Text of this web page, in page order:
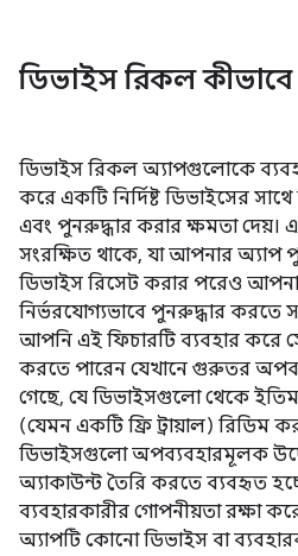
ডিভাইস রিকল
ডিভাইস রিকল অ্যাপগুলোকে
করে একটি নির্দিষ্ট ডিভাইসের
এবং পুনরুদ্ধার করার ক্ষমতা দেয়।
সংরক্ষিত থাকে, যা আপনার অ্যাপ
ডিভাইস রিসেট করার পরেও
নির্ভরযোগ্যভাবে পুনরুদ্ধার করতে
আপনি এই ফিচারটি ব্যবহার করে
করতে পারেন যেখানে গুরুতর
গেছে, যে ডিভাইসগুলো থেকে
(যেমন একটি ফ্রি ট্রায়াল) রিডিম
ডিভাইসগুলো অপব্যবহারমূলক
অ্যাকাউন্ট তৈরি করতে ব্যবহৃত
ব্যবহারকারীর গোপনীয়তা রক্ষা
অ্যাপটি কোনো ডিভাইস বা